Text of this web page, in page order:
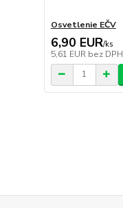
Osvetlenie EČV
6,90 EUR/ks
5,61 EUR bez DPH